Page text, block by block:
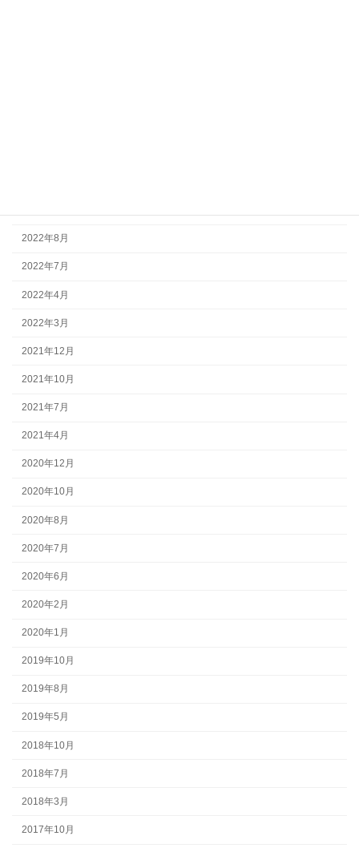
2022年8月
2022年7月
2022年4月
2022年3月
2021年12月
2021年10月
2021年7月
2021年4月
2020年12月
2020年10月
2020年8月
2020年7月
2020年6月
2020年2月
2020年1月
2019年10月
2019年8月
2019年5月
2018年10月
2018年7月
2018年3月
2017年10月